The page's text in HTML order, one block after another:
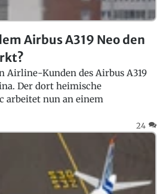
Airbus A319 Neo den
Airline-Kunden des Airbus A319
Der dort heimische
arbeitet nun an einem
24